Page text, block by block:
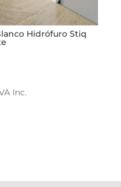
Hidrófuro Stiq
Inc.